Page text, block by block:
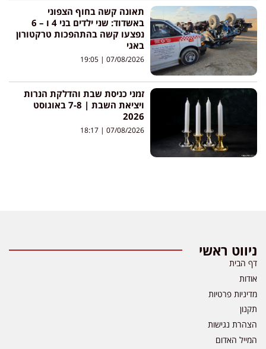
תאונה קשה בחוף הצפוני
באשדוד: שני ילדים בני 4 ו – 6
נפצעו קשה בהתהפכות טרקטורון
באגי
07/08/2026
זמני כניסת שבת והדלקת הנרות
ויציאת השבת | 7-8 באוגוסט
2026
07/08/2026
ניווט ראשי
דף הבית
אודות
מדיניות פרטיות
תקנון
הצהרת נגישות
המייל האדום